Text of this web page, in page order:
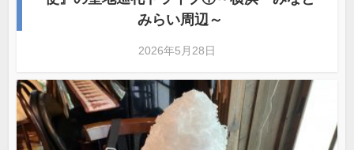
みらい周辺～
2026年5月28日